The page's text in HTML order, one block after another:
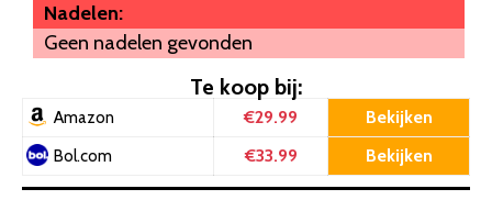
Nadelen:
Geen nadelen gevonden
Te koop bij:
Amazon €29.99 Bekijken
Bol.com €33.99 Bekijken